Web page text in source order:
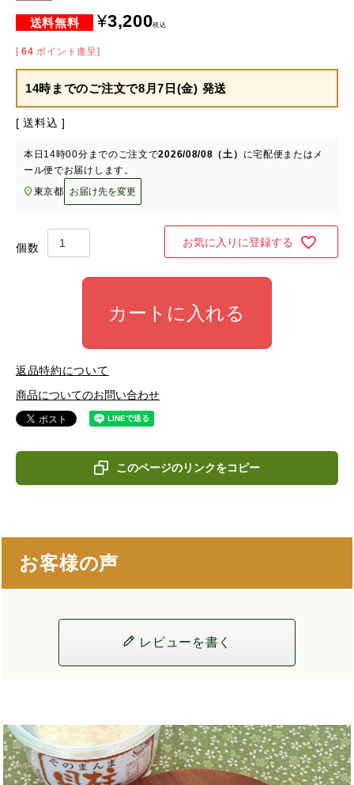
¥3,200税込
[ 64 ポイント進呈]
14時までのご注文で8月7日(金) 発送
送料込
本日 14時00分 までのご注文で2026/08/08（土） に宅配便またはメ
ール便でお届けします。
東京都
お届け先を変更
お気に入りに登録する
カートに入れる
返品特約について
商品についてのお問い合わせ
このページのリンクをコピー
お客様の声
レビューを書く